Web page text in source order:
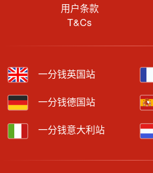
用户条款
T&Cs
一分钱英国站
一分钱德国站
一分钱意大利站